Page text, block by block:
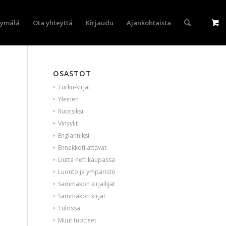
Ota yhteyttä Kirjaudu Ajankohtaista
OSASTOT
Turku-kirjat
Yleinen
Ruotsiksi
Vinyylit
Englanniksi
Ennakkotilattavat
Uutta nettikaupassa
Luonto ja ympäristö
Sammakon kirjailijat
Sammakon kirjat
Tulossa
Muut tuotteet